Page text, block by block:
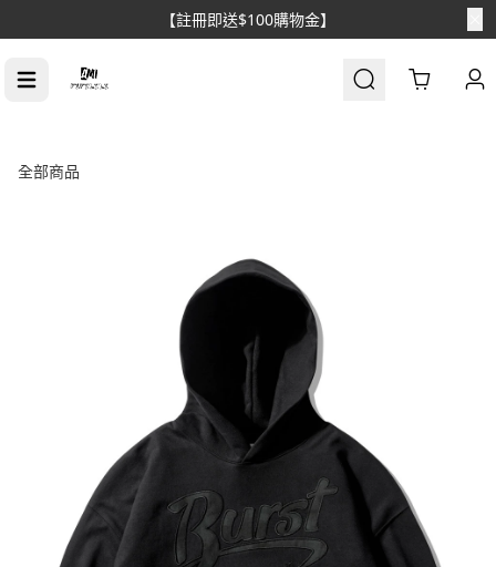
【註冊即送$100購物金】
Cart
全部商品